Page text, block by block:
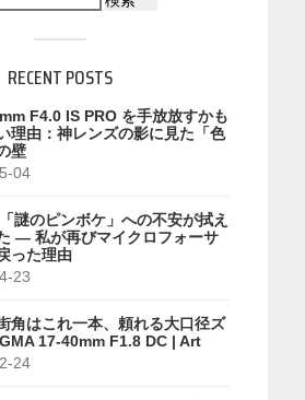
RECENT POSTS
F4.0 IS PRO を手放放すかも
理由：神レンズの影に見た「色
壁
04
謎のピンボケ」への不安が拭え
— 私が再びマイクロフォーサ
った理由
23
角はこれ一本、頼れる大口径ズ
17-40mm F1.8 DC | Art
24